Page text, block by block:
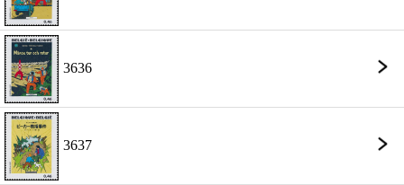
3636
3637